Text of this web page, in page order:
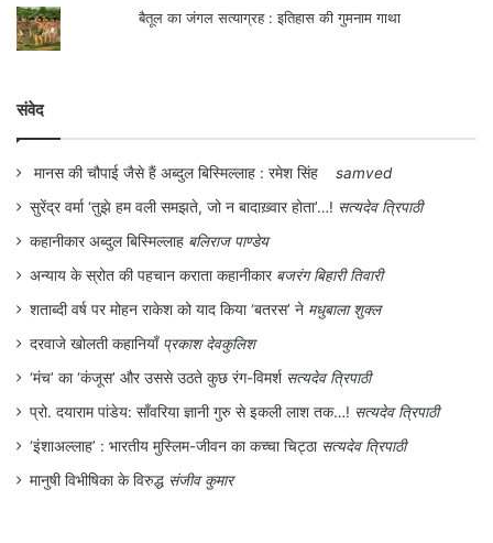
बैतूल का जंगल सत्याग्रह : इतिहास की गुमनाम गाथा
संवेद
मानस की चौपाई जैसे हैं अब्दुल बिस्मिल्लाह : रमेश सिंह
samved
सुरेंद्र वर्मा ‘तुझे हम वली समझते, जो न बादाख़्वार होता’…! सत्यदेव त्रिपाठी
कहानीकार अब्दुल बिस्मिल्लाह बलिराज पाण्डेय
अन्याय के स्रोत की पहचान कराता कहानीकार बजरंग बिहारी तिवारी
शताब्दी वर्ष पर मोहन राकेश को याद किया ‘बतरस’ ने मधुबाला शुक्ल
दरवाजे खोलती कहानियाँ प्रकाश देवकुलिश
‘मंच’ का ‘कंजूस’ और उससे उठते कुछ रंग-विमर्श सत्यदेव त्रिपाठी
प्रो. दयाराम पांडेय: साँवरिया ज्ञानी गुरु से इकली लाश तक…! सत्यदेव त्रिपाठी
‘इंशाअल्लाह’ : भारतीय मुस्लिम-जीवन का कच्चा चिट्ठा सत्यदेव त्रिपाठी
मानुषी विभीषिका के विरुद्ध संजीव कुमार